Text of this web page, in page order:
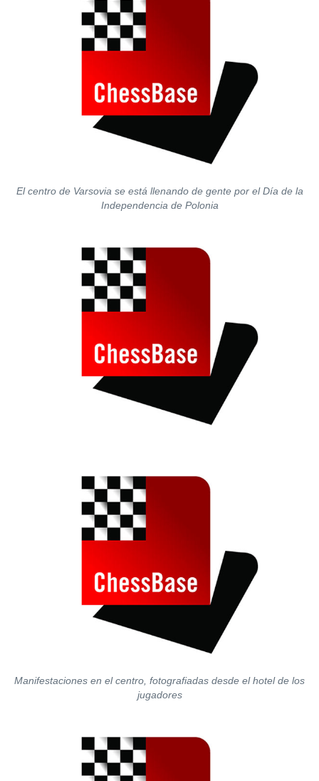
El centro de Varsovia se está llenando de gente por el Día de la
Independencia de Polonia
Manifestaciones en el centro, fotografiadas desde el hotel de los
jugadores